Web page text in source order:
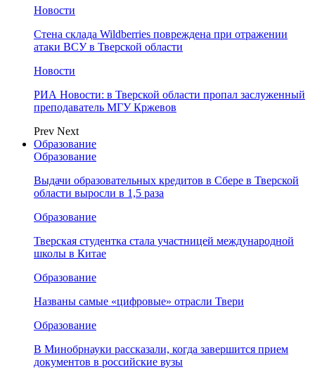
Новости
Стена склада Wildberries повреждена при отражении
атаки ВСУ в Тверской области
Новости
РИА Новости: в Тверской области пропал заслуженный
преподаватель МГУ Кржевов
Prev Next
Образование
Образование
Выдачи образовательных кредитов в Сбере в Тверской
области выросли в 1,5 раза
Образование
Тверская студентка стала участницей международной
школы в Китае
Образование
Названы самые «цифровые» отрасли Твери
Образование
В Минобрнауки рассказали, когда завершится прием
документов в российские вузы